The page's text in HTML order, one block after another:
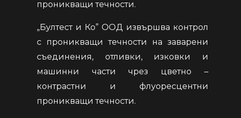
проникващи течности.
„Бултест и Ко” ООД извършва контрол
с проникващи течности на заварени
съединения, отливки, изковки и
машинни части чрез цветно –
контрастни и флуоресцентни
проникващи течности.